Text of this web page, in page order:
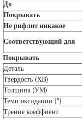
До
Покрывать
Не рифлит никакое
Соответствующий для
Покрывать
Деталь
Твердость (ХВ)
Толщина (УМ)
Темп оксидации (°)
Трение коеффиент